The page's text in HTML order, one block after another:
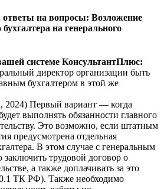
на вопросы: Возложение
на генерального
системе КонсультантПлюс:
директор организации быть
бухгалтером в этой же
2024) Первый вариант — когда
выполнять обязанности главного
Это возможно, если штатным
предусмотрена отдельная
В этом случае с генеральным
трудовой договор о
а также доплачивать за это
ТК РФ). Также необходимо